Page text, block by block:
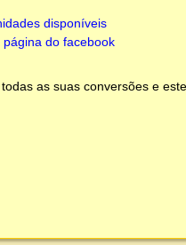
disponíveis
do facebook
as suas conversões e